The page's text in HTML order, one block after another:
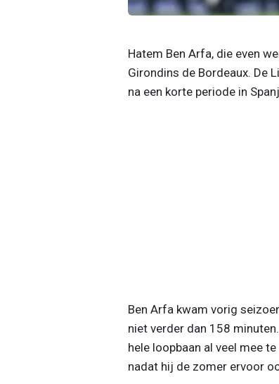
Hatem Ben Arfa, die even
Girondins de Bordeaux. De
na een korte periode in
Ben Arfa kwam vorig
niet verder dan 158
hele loopbaan al veel mee
nadat hij de zomer ervoor